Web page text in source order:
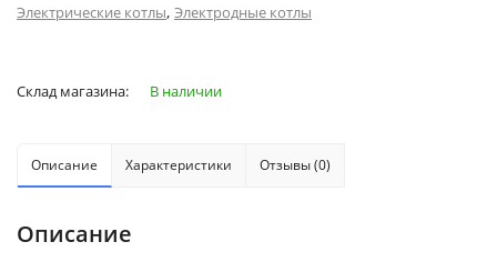
Электрические котлы, Электродные котлы
Склад магазина: В наличии
Описание Характеристики Отзывы (0)
Описание